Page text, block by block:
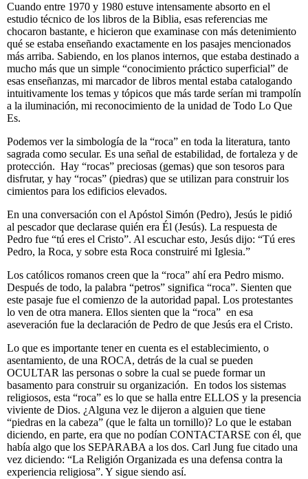
Cuando entre 1970 y 1980 estuve intensamente absorto en el
estudio técnico de los libros de la Biblia, esas referencias me
chocaron bastante, e hicieron que examinase con más detenimiento
qué se estaba enseñando exactamente en los pasajes mencionados
más arriba. Sabiendo, en los planos internos, que estaba destinado a
mucho más que un simple “conocimiento práctico superficial” de
esas enseñanzas, mi marcador de libros mental estaba catalogando
intuitivamente los temas y tópicos que más tarde serían mi trampolín
a la iluminación, mi reconocimiento de la unidad de Todo Lo Que
Es.
Podemos ver la simbología de la “roca” en toda la literatura, tanto
sagrada como secular. Es una señal de estabilidad, de fortaleza y de
protección. Hay “rocas” preciosas (gemas) que son tesoros para
disfrutar, y hay “rocas” (piedras) que se utilizan para construir los
cimientos para los edificios elevados.
En una conversación con el Apóstol Simón (Pedro), Jesús le pidió
al pescador que declarase quién era Él (Jesús). La respuesta de
Pedro fue “tú eres el Cristo”. Al escuchar esto, Jesús dijo: “Tú eres
Pedro, la Roca, y sobre esta Roca construiré mi Iglesia.”
Los católicos romanos creen que la “roca” ahí era Pedro mismo.
Después de todo, la palabra “petros” significa “roca”. Sienten que
este pasaje fue el comienzo de la autoridad papal. Los protestantes
lo ven de otra manera. Ellos sienten que la “roca” en esa
aseveración fue la declaración de Pedro de que Jesús era el Cristo.
Lo que es importante tener en cuenta es el establecimiento, o
asentamiento, de una ROCA, detrás de la cual se pueden
OCULTAR las personas o sobre la cual se puede formar un
basamento para construir su organización. En todos los sistemas
religiosos, esta “roca” es lo que se halla entre ELLOS y la presencia
viviente de Dios. ¿Alguna vez le dijeron a alguien que tiene
“piedras en la cabeza” (que le falta un tornillo)? Lo que le estaban
diciendo, en parte, era que no podían CONTACTARSE con él, que
había algo que los SEPARABA a los dos. Carl Jung fue citado una
vez diciendo: “La Religión Organizada es una defensa contra la
experiencia religiosa”. Y sigue siendo así.